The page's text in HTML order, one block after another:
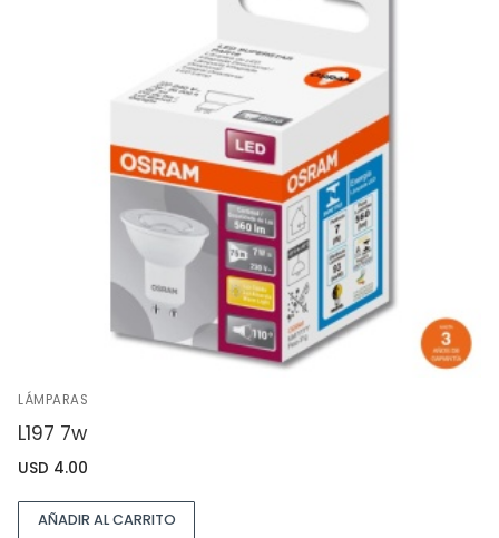
LÁMPARAS
L197 7w
USD 4.00
AÑADIR AL CARRITO